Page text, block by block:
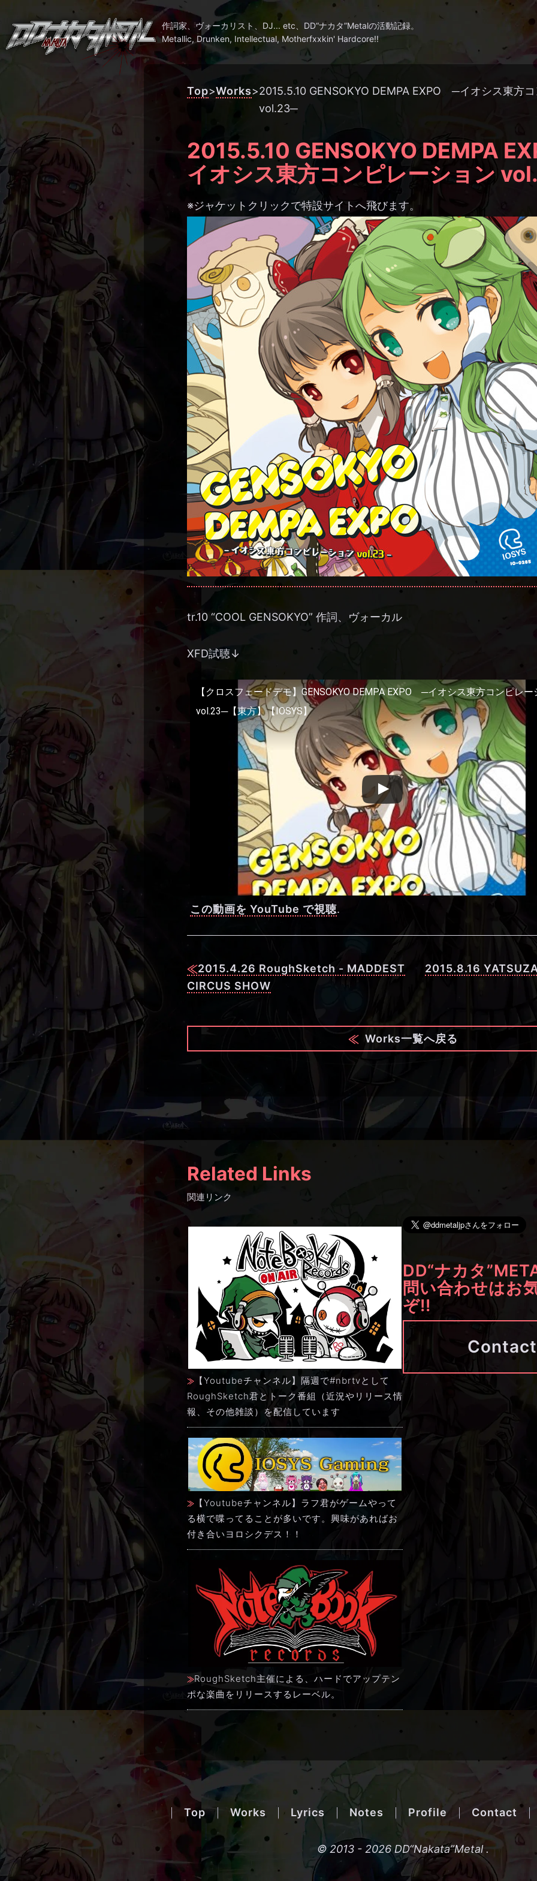
作詞家、ヴォーカリスト、DJ... etc、 DD“ナカタ”Metalの活動記録。
Metallic, Drunken, Intellectual, Motherfxxkin' Hardcore!!
Top>Works>2015.5.10 GENSOKYO DEMPA EXPO ─イオシス東方
vol.23─
2015.5.10 GENSOKYO DEMPA
イオシス東方コンピレーション
※ジャケットクリックで特設サイトへ飛びます。
tr.10 “COOL GENSOKYO” 作詞、ヴォーカル
XFD試聴↓
【クロスフェードデモ】GENSOKYO DEMPA EXPO ─イオシス東方コンピレー
vol.23─【東方】【IOSYS】
この動画を YouTube で視聴.
2015.4.26 RoughSketch - MADDEST
CIRCUS SHOW
2015.8.16
Works一覧へ戻る
Related Links
関連リンク
【Youtubeチャンネル】隔週で#nbrtvとして
RoughSketch君とトーク番組（近況やリリース情
報、その他雑談）を配信しています
【Youtubeチャンネル】ラフ君がゲームやって
る横で喋ってることが多いです。興味があればお
付き合いヨロシクデス！！
RoughSketch主催による、ハードでアップテン
ポな楽曲をリリースするレーベル。
DD“ナカタ
問い合わせはお
ぞ!!
Contact
Top Works Lyrics Notes Profile Contact
© 2013 - 2026 DD“Nakata”Metal .